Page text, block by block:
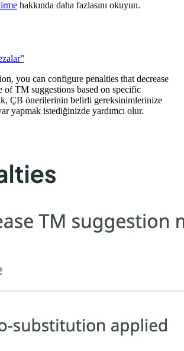
hakkında daha fazlasını okuyun.
you can configure penalties that decrease
of TM suggestions based on specific
ÇB önerilerinin belirli gereksinimlerinize
yapmak istediğinizde yardımcı olur.